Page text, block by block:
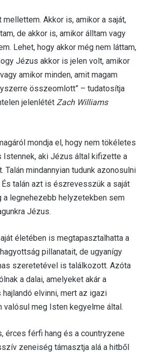
Akkor is, amikor a saját,
de akkor is, amikor álltam vagy
Lehet, hogy akkor még nem láttam,
Jézus akkor is jelen volt, amikor
amikor minden, amit magam
összeomlott” – tudatosítja
jelenlétét Zach Williams
mondja el, hogy nem tökéletes
Istennek, aki Jézus által kifizette a
Talán mindannyian tudunk azonosulni
talán azt is észrevesszük a saját
a legnehezebb helyzetekben sem
Jézus.
életében is megtapasztalhatta a
pillanatait, de ugyanígy
szeretetével is találkozott. Azóta
a dalai, amelyeket akár a
elvinni, mert az igazi
valósul meg Isten kegyelme által.
érces férfi hang és a countryzene
zeneiség támasztja alá a hitből